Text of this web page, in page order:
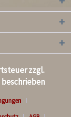
zzgl.
beschrieben